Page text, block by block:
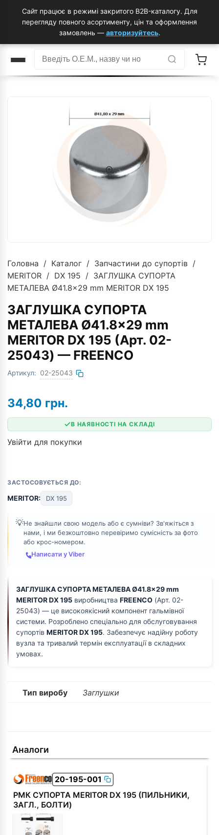
Головна / Каталог / Запчастини до супортів /
MERITOR / DX 195 / ЗАГЛУШКА СУПОРТА
МЕТАЛЕВА Ø41.8×29 mm MERITOR DX 195
ЗАГЛУШКА СУПОРТА
МЕТАЛЕВА Ø41.8x29 mm
MERITOR DX 195 (Арт. 02-
25043) — FREENCO
Артикул: 02-25043
ЗАСТОСОВУЄТЬСЯ ДО:
MERITOR: DX 195
💡Не знайшли свою модель або є сумніви? Зв'яжіться з
нами, і ми безкоштовно перевіримо сумісність за фото
або крос-номером.
Написати у Viber
34,80 грн.
В НАЯВНОСТІ НА СКЛАДІ
Увійти для покупки
ЗАГЛУШКА СУПОРТА МЕТАЛЕВА Ø41.8x29 mm
MERITOR DX 195 виробництва FREENCO (Арт. 02-
25043) — це високоякісний компонент гальмівної
системи. Розроблено спеціально для обслуговування
супортів MERITOR DX 195. Забезпечує надійну роботу
вузла та тривалий термін експлуатації в складних
умовах.
Тип виробу Заглушки
Аналоги
20-195-001
РМК СУПОРТА MERITOR DX 195 (ПИЛЬНИКИ,
ЗАГЛ., БОЛТИ)
Сайт працює в режимі закритого B2B-каталогу. Для
перегляду повного асортименту, цін та оформлення
замовлень — авторизуйтесь.